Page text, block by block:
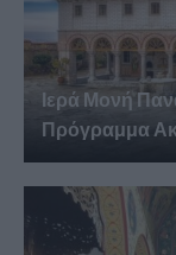
Ιερά Μονή
Πρόγραμμα